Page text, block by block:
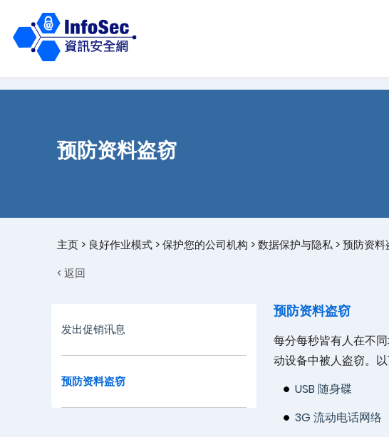
预防资料盗窃
主页> 良好作业模式>保护您的公司机构 >数据保护与隐私>预防资料
< 返回
发出促销讯息
预防资料盗窃
预防资料盗窃
每分每秒皆有人在不
动设备中被人盗窃。
USB 随身碟
3G 流动电话网络